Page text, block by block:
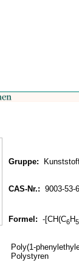
Gruppe:
CAS-Nr.: 9003-53-6
Formel: -[CH(C6H5
Poly(1-
Polystyren